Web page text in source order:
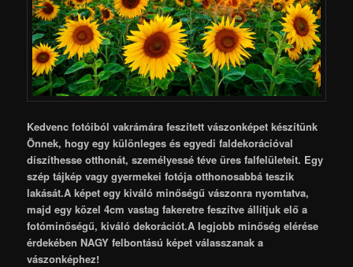
Kedvenc fotóiból vakrámára feszített vászonképet készítünk
Önnek, hogy egy különleges és egyedi faldekorációval
díszíthesse otthonát, személyessé téve üres falfelületeit. Egy
szép tájkép vagy gyermekei fotója otthonosabbá teszik
lakását.A képet egy kiváló minőségű vászonra nyomtatva,
majd egy közel 4cm vastag fakeretre feszítve állítjuk elő a
fotóminőségű, kiváló dekorációt.A legjobb minőség elérése
érdekében NAGY felbontású képet válasszanak a
vászonképhez!